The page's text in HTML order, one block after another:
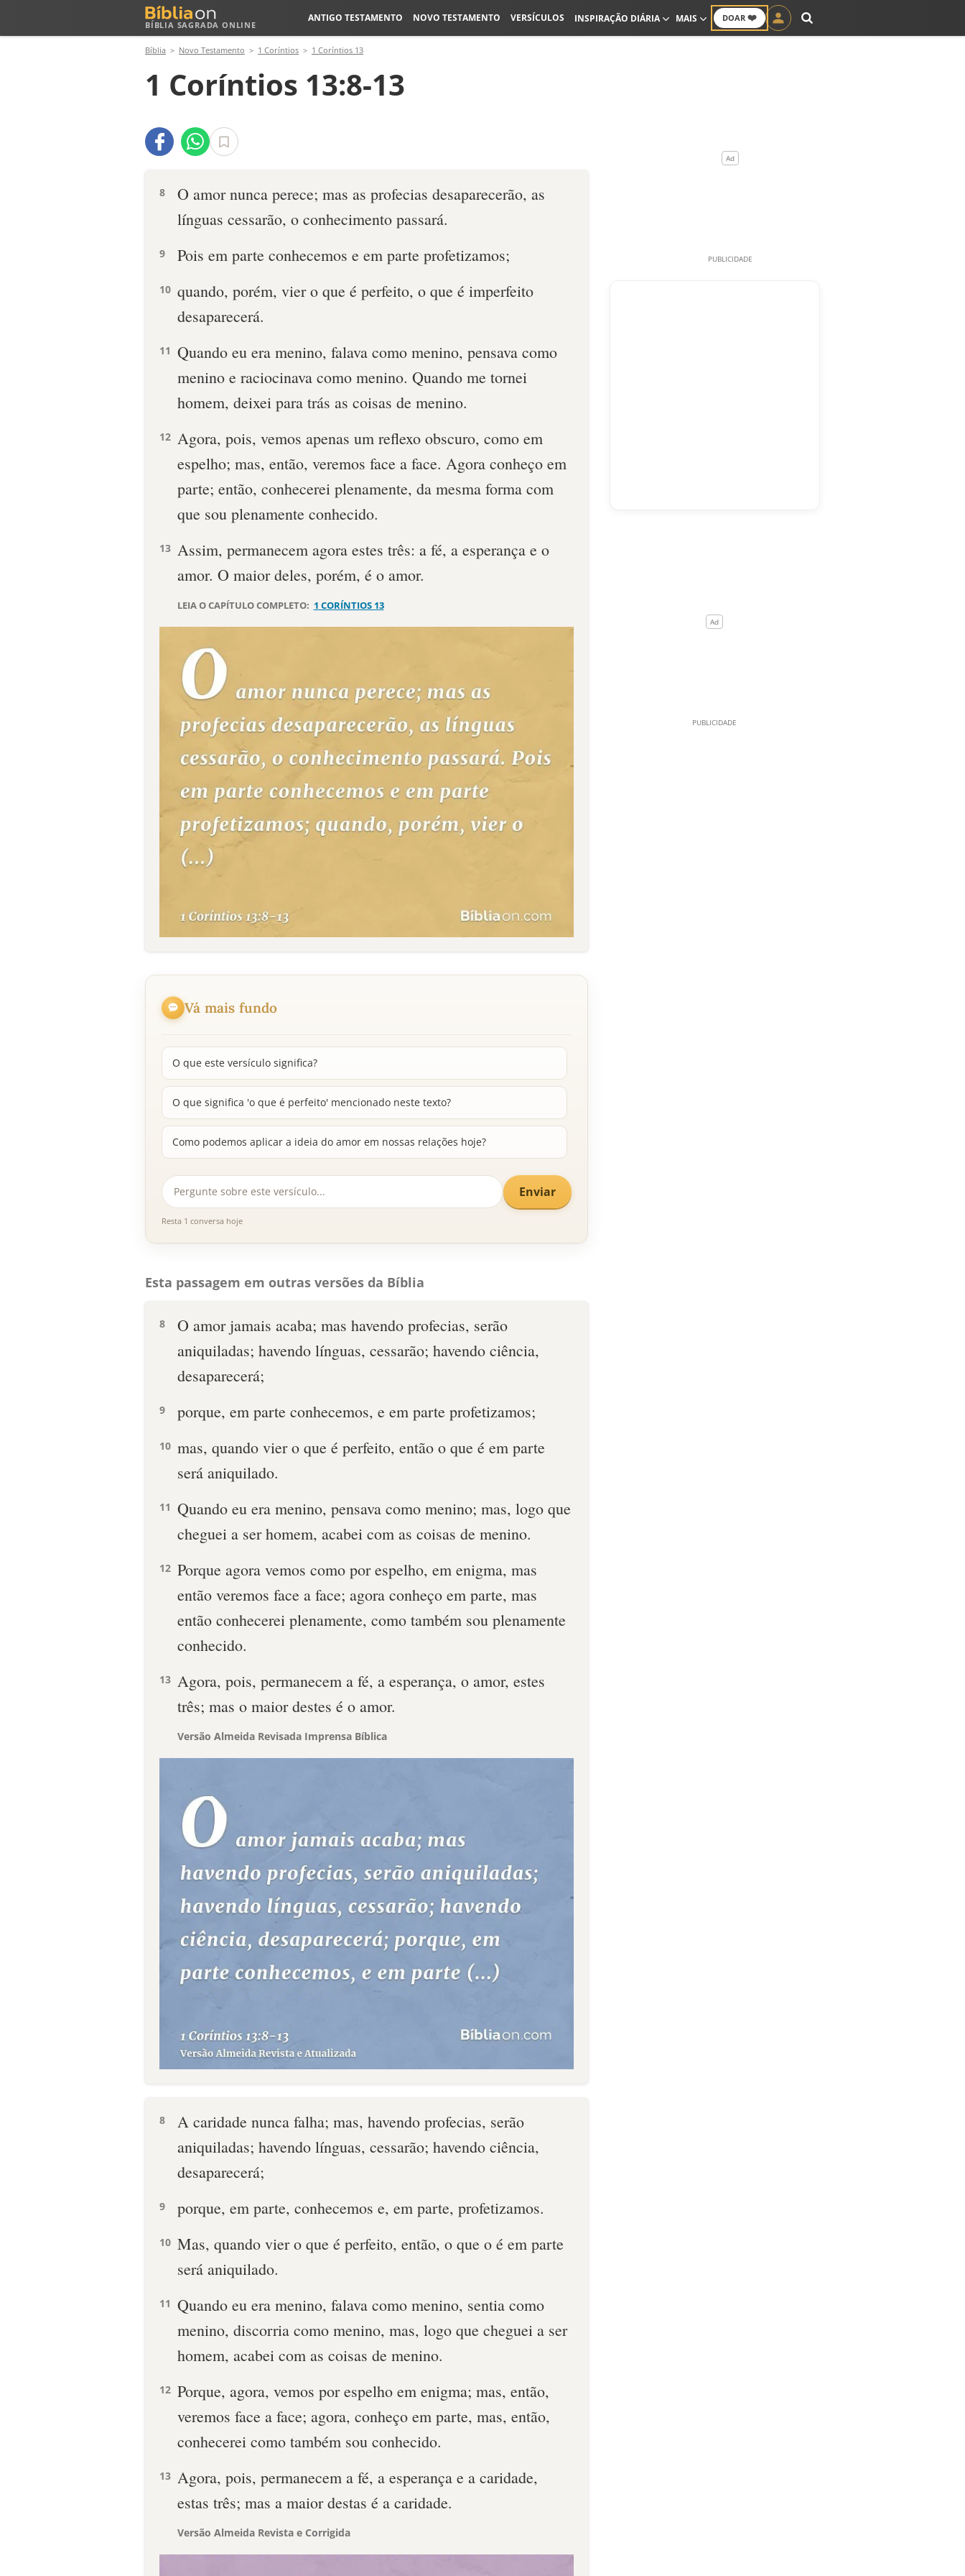
BÍBLIA SAGRADA ONLINE
DOAR ❤️
ANTIGO TESTAMENTO NOVO TESTAMENTO VERSÍCULOS INSPIRAÇÃO DIÁRIA MAIS
Bíblia Novo Testamento 1 Coríntios 1 Coríntios 13
1 Coríntios 13:8-13
8
O amor nunca perece; mas as profecias desaparecerão, as
línguas cessarão, o conhecimento passará.
9 Pois em parte conhecemos e em parte profetizamos;
10 quando, porém, vier o que é perfeito, o que é imperfeito
desaparecerá.
11 Quando eu era menino, falava como menino, pensava como
menino e raciocinava como menino. Quando me tornei
homem, deixei para trás as coisas de menino.
12 Agora, pois, vemos apenas um reflexo obscuro, como em
espelho; mas, então, veremos face a face. Agora conheço em
parte; então, conhecerei plenamente, da mesma forma com
que sou plenamente conhecido.
13 Assim, permanecem agora estes três: a fé, a esperança e o
amor. O maior deles, porém, é o amor.
LEIA O CAPÍTULO COMPLETO: 1 CORÍNTIOS 13
Vá mais fundo
O que este versículo significa?
O que significa 'o que é perfeito' mencionado neste texto?
Como podemos aplicar a ideia do amor em nossas relações hoje?
Enviar
Resta 1 conversa hoje
Esta passagem em outras versões da Bíblia
8
O amor jamais acaba; mas havendo profecias, serão
aniquiladas; havendo línguas, cessarão; havendo ciência,
desaparecerá;
9 porque, em parte conhecemos, e em parte profetizamos;
10 mas, quando vier o que é perfeito, então o que é em parte
será aniquilado.
11 Quando eu era menino, pensava como menino; mas, logo que
cheguei a ser homem, acabei com as coisas de menino.
12 Porque agora vemos como por espelho, em enigma, mas
então veremos face a face; agora conheço em parte, mas
então conhecerei plenamente, como também sou plenamente
conhecido.
13 Agora, pois, permanecem a fé, a esperança, o amor, estes
três; mas o maior destes é o amor.
Versão Almeida Revisada Imprensa Bíblica
8
A caridade nunca falha; mas, havendo profecias, serão
aniquiladas; havendo línguas, cessarão; havendo ciência,
desaparecerá;
9 porque, em parte, conhecemos e, em parte, profetizamos.
10 Mas, quando vier o que é perfeito, então, o que o é em parte
será aniquilado.
11 Quando eu era menino, falava como menino, sentia como
menino, discorria como menino, mas, logo que cheguei a ser
homem, acabei com as coisas de menino.
12 Porque, agora, vemos por espelho em enigma; mas, então,
veremos face a face; agora, conheço em parte, mas, então,
conhecerei como também sou conhecido.
13 Agora, pois, permanecem a fé, a esperança e a caridade,
estas três; mas a maior destas é a caridade.
Versão Almeida Revista e Corrigida